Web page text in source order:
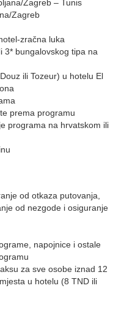
Zagreb – Tunis
Zagreb
zračna luka
3* bungalovskog tipa na
ili Tozeur) u hotelu El
prema programu
programa na hrvatskom ili
od otkaza putovanja,
od nezgode i osiguranje
napojnice i ostale
za sve osobe iznad 12
u hotelu (8 TND ili